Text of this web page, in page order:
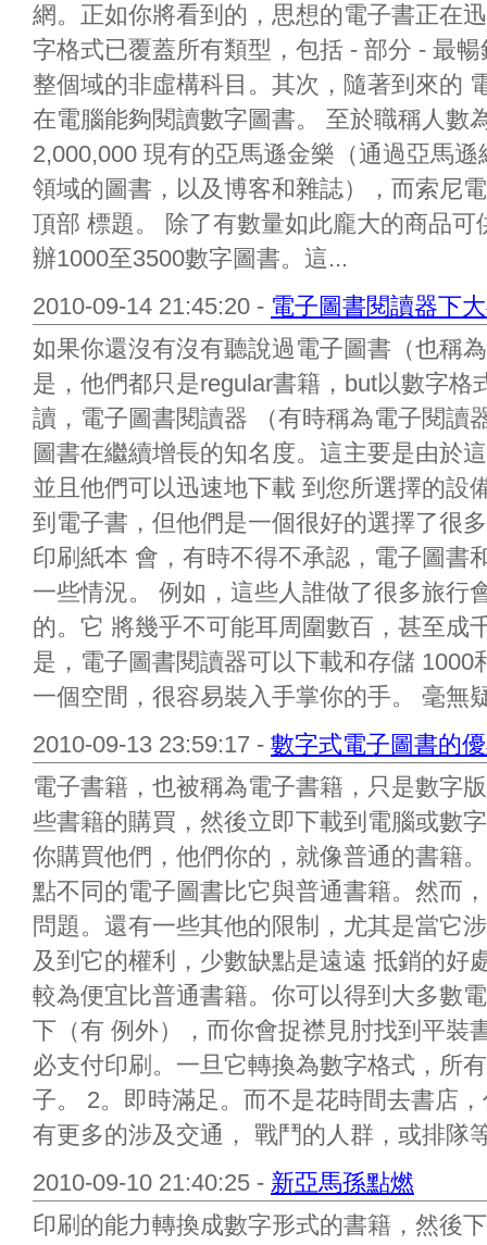
網。正如你將看到的，思想的電子書正在
字格式已覆蓋所有類型，包括 - 部分 - 最
整個域的非虛構科目。其次，隨著到來的
在電腦能夠閱讀數字圖書。 至於職稱人數
2,000,000 現有的亞馬遜金樂（通過亞馬
領域的圖書，以及博客和雜誌），而索尼
頂部 標題。 除了有數量如此龐大的商品
辦1000至3500數字圖書。這...
2010-09-14 21:45:20 - 電子圖書閱讀器下
如果你還沒有沒有聽說過電子圖書（也稱
是，他們都只是regular書籍，but以數字格
讀，電子圖書閱讀器 （有時稱為電子閱讀
圖書在繼續增長的知名度。這主要是由於
並且他們可以迅速地下載 到您所選擇的設
到電子書，但他們是一個很好的選擇了很
印刷紙本 會，有時不得不承認，電子圖書
一些情況。 例如，這些人誰做了很多旅行
的。它 將幾乎不可能耳周圍數百，甚至成
是，電子圖書閱讀器可以下載和存儲
一個空間，很容易裝入手掌你的手。 毫無
2010-09-13 23:59:17 - 數字式電子圖書的
電子書籍，也被稱為電子書籍，只是數字
些書籍的購買，然後立即下載到電腦或數
你購買他們，他們你的，就像普通的書籍
點不同的電子圖書比它與普通書籍。然而
問題。還有一些其他的限制，尤其是當它
及到它的權利，少數缺點是遠遠 抵銷的好
較為便宜比普通書籍。你可以得到大多數
下（有 例外），而你會捉襟見肘找到平裝
必支付印刷。一旦它轉換為數字格式，所
子。 2。即時滿足。而不是花時間去書店
有更多的涉及交通， 戰鬥的人群，或排隊
2010-09-10 21:40:25 - 新亞馬孫點燃
印刷的能力轉換成數字形式的書籍，然後